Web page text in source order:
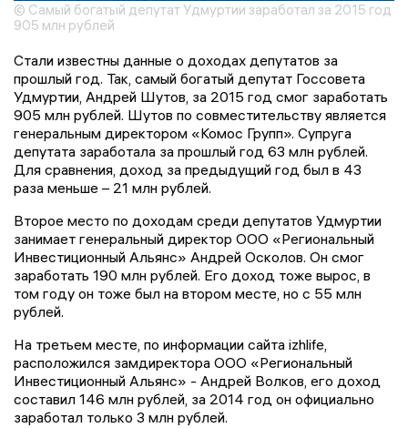
© Самый богатый депутат Удмуртии заработал за 2015 год
905 млн рублей
Стали известны данные о доходах депутатов за
прошлый год. Так, самый богатый депутат Госсовета
Удмуртии, Андрей Шутов, за 2015 год смог заработать
905 млн рублей. Шутов по совместительству является
генеральным директором «Комос Групп». Супруга
депутата заработала за прошлый год 63 млн рублей.
Для сравнения, доход за предыдущий год был в 43
раза меньше – 21 млн рублей.
Второе место по доходам среди депутатов Удмуртии
занимает генеральный директор ООО «Региональный
Инвестиционный Альянс» Андрей Осколов. Он смог
заработать 190 млн рублей. Его доход тоже вырос, в
том году он тоже был на втором месте, но с 55 млн
рублей.
На третьем месте, по информации сайта izhlife,
расположился замдиректора ООО «Региональный
Инвестиционный Альянс» - Андрей Волков, его доход
составил 146 млн рублей, за 2014 год он официально
заработал только 3 млн рублей.